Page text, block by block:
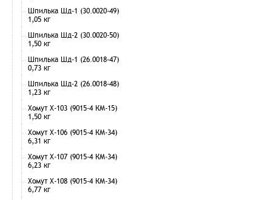
Шпилька Шд-1 (30.0020-49)
1,05 кг
Шпилька Шд-2 (30.0020-50)
1,50 кг
Шпилька Шд-1 (26.0018-47)
0,73 кг
Шпилька Шд-2 (26.0018-48)
1,23 кг
Хомут Х-103 (9015-4 КМ-15)
1,50 кг
Хомут Х-106 (9015-4 КМ-34)
6,31 кг
Хомут Х-107 (9015-4 КМ-34)
6,23 кг
Хомут Х-108 (9015-4 КМ-34)
6,77 кг